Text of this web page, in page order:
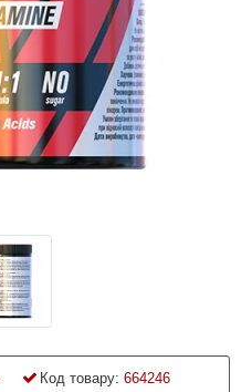
Код товару: 664246